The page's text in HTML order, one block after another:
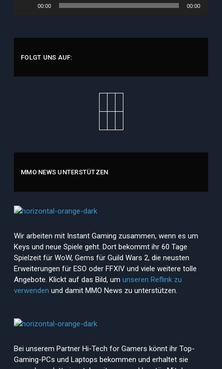
00:00 00:00
FOLGT UNS AUF:
MMO NEWS UNTERSTÜTZEN
Wir arbeiten mit Instant Gaming zusammen, wenn es um
Keys und neue Spiele geht. Dort bekommt ihr 60 Tage
Spielzeit für WoW, Gems für Guild Wars 2, die neusten
Erweiterungen für ESO oder FFXIV und viele weitere tolle
Angebote. Klickt auf das Bild, um unseren Reflink zu
verwenden und damit MMO News zu unterstützen.
Bei unserem Partner Hi-Tech for Gamers könnt ihr Top-
Gaming-PCs und Laptops bekommen und erhaltet sie